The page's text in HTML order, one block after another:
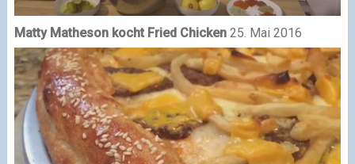
Matty Matheson kocht Fried Chicken25. Mai 2016